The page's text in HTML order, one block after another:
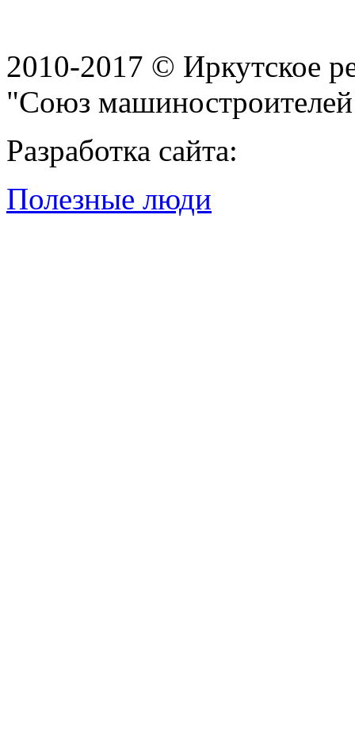
2010-2017 © Иркутское
"Союз
Разработка сайта:
Полезные люди